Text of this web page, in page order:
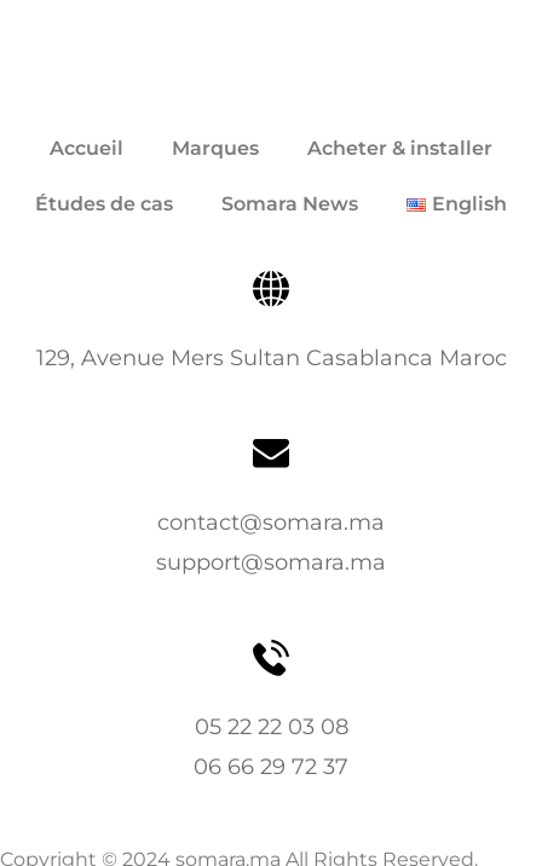
Accueil Marques Acheter & installer
Études de cas Somara News English
129, Avenue Mers Sultan Casablanca Maroc
contact@somara.ma
support@somara.ma
05 22 22 03 08
06 66 29 72 37
Copyright © 2024 somara.ma All Rights Reserved.